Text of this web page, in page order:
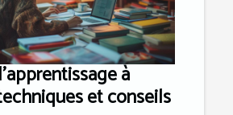
à
et conseils